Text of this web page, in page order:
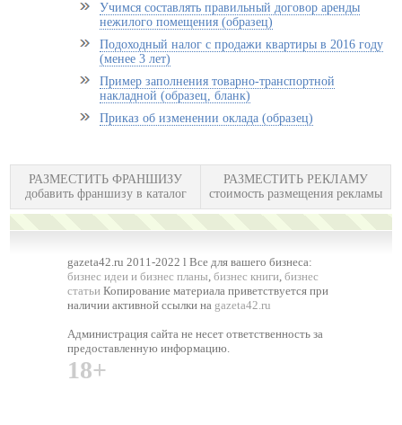
Учимся составлять правильный договор аренды
нежилого помещения (образец)
Подоходный налог с продажи квартиры в 2016 году
(менее 3 лет)
Пример заполнения товарно-транспортной
накладной (образец, бланк)
Приказ об изменении оклада (образец)
РАЗМЕСТИТЬ ФРАНШИЗУ
добавить франшизу в каталог
РАЗМЕСТИТЬ РЕКЛАМУ
стоимость размещения рекламы
gazeta42.ru 2011-2022 l Все для вашего бизнеса:
бизнес идеи и бизнес планы,бизнес книги,бизнес
статьи Копирование материала приветствуется при
наличии активной ссылки на gazeta42.ru
Администрация сайта не несет ответственность за
предоставленную информацию.
18+